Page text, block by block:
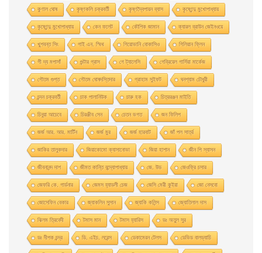
কুণাল ঘোষ কৃষ্ণকলি চক্রবর্তী কৃষ্ণদ্বৈপায়ন ব্যাস কৃষ্ণেন্দু মুখােপাধ্যায়
কৃষ্ণেন্দু মুখোপাধ্যায় কেন ফলেট কৌশিক জামান ক্যারল ব্রাউন জেইনওয়ে
খুশবন্ত সিং গাই এন. স্মিথ গিয়ােভানি বােকাসিও গিলিয়ান ফ্লিন
গী দ্য মপাসাঁ গুন্টার গ্রাস গে ট্যালেসি গেব্রিয়েল গার্সিয়া মার্কেজ
গৌতম গুপ্ত গৌতম ঘোষদস্তিদার গ্রাহাম সুইফট ঘনশ্যাম চৌধুরী
চন্দন চক্রবর্তী চাক পালানিউক চারু হক চিত্ররঞ্জন মাইতি
চিনুয়া আচেবে চিরঞ্জীব সেন চেতন ভগত জন ফিলিপ
জর্জ আর. আর. মার্টিন জর্জ মুর জর্জ হারবাট জাঁ পল সার্ত্র
জাকির তালুকদার জিয়াকোমাে ক্যাসানােভা জিয়া হাশান জীন পি স্যাসন
জীবনানন্দ দাশ জীমত কান্তি বন্দ্যোপাধ্যায় জে. উড জেওফ্রি চসার
জেফরি কে. গার্ডনার জেমস হ্যাডলী চেজ জেসি মেরী কুইয়া জো নেসবো
জোসেফিন বেকার জ্যাকলিন সুসান জ্যাকি কলিন্স জ্যোতিলাল দাস
ঝিলম ত্রিবেদী টমাস মান টমাস হ্যারিস ডঃ অতুল সুর
ডঃ দীপক চন্দ্র ডি. এইচ. লরেন্স ডেকামেরন টেলস ডেভিড বালড্যাচি